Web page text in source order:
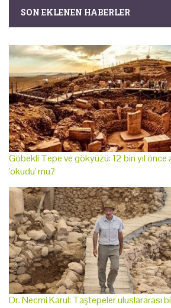
SON EKLENEN HABERLER
Göbekli Tepe ve gökyüzü: 12 bin yıl önce
'okudu' mu?
Dr. Necmi Karul: Taştepeler uluslararası